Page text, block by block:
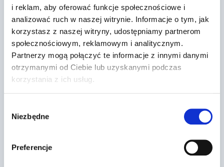
i reklam, aby oferować funkcje społecznościowe i
analizować ruch w naszej witrynie. Informacje o tym, jak
korzystasz z naszej witryny, udostępniamy partnerom
społecznościowym, reklamowym i analitycznym.
Partnerzy mogą połączyć te informacje z innymi danymi
otrzymanymi od Ciebie lub uzyskanymi podczas
korzystania z ich usług.
zgody
Niezbędne
Preferencje